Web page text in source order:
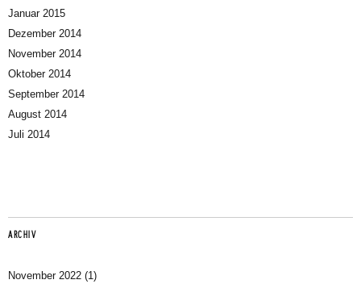
Januar 2015
Dezember 2014
November 2014
Oktober 2014
September 2014
August 2014
Juli 2014
ARCHIV
November 2022 (1)